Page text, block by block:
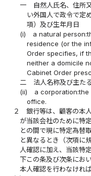
一
自然人氏名、住所
い外国人で政令で定
項）及び生年月日
(i)
a natural
residence (or the
Order specifies, if
neither a domicile
Cabinet Order
二
法人名称及び主た
(ii)
a
office.
２
銀行等は、顧客の本
が当該会社のために特
との間で現に特定為替
と異なるとき（次項に
人確認に加え、当該特
下この条及び次条にお
本人確認を行わなけれ